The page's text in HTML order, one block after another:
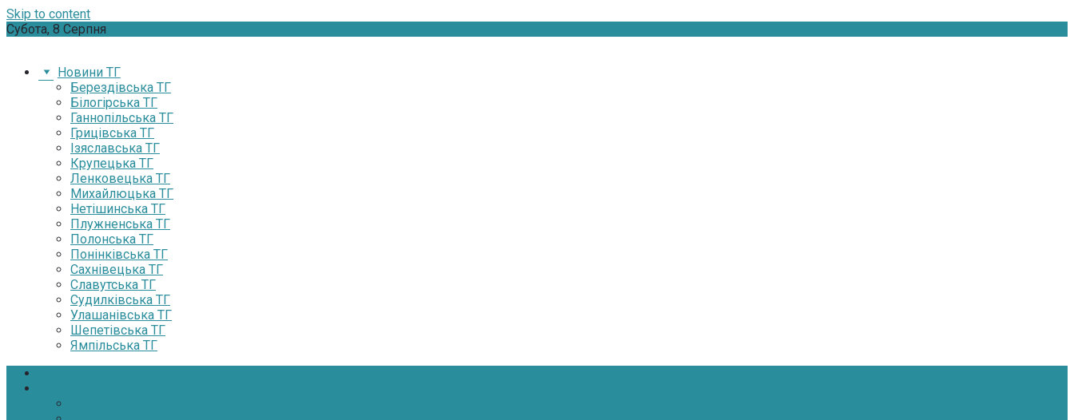
Skip to content
Субота, 8 Серпня
Новини ТГ
Берездівська ТГ
Білогірська ТГ
Ганнопільська ТГ
Грицівська ТГ
Ізяславська ТГ
Крупецька ТГ
Ленковецька ТГ
Михайлюцька ТГ
Нетішинська ТГ
Плужненська ТГ
Полонська ТГ
Понінківська ТГ
Сахнівецька ТГ
Славутська ТГ
Судилківська ТГ
Улашанівська ТГ
Шепетівська ТГ
Ямпільська ТГ